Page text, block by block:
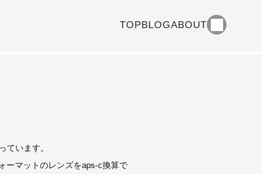
TOPBLOGABOUT
ています。
ーマットのレンズをaps-c換算で